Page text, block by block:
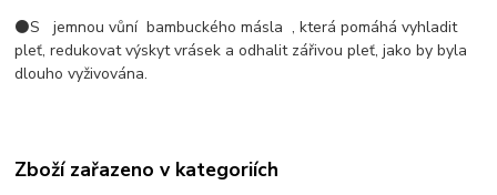
⚫️S jemnou vůníbambuckého másla, kterápomáhá vyhladit
pleť,redukovat výskyt vrásek a odhalit zářivou pleť, jako by byla
dlouho vyživována.
Zboží zařazeno v kategoriích